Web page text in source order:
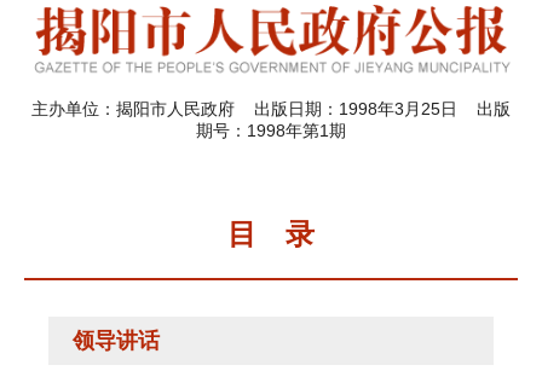
主办单位：揭阳市人民政府 出版日期：1998年3月25日 出版
期号：1998年第1期
目 录
领导讲话